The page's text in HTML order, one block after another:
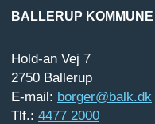
BALLERUP KOMMUNE
Hold-an Vej 7
2750 Ballerup
E-mail: borger@balk.dk
Tlf.: 4477 2000